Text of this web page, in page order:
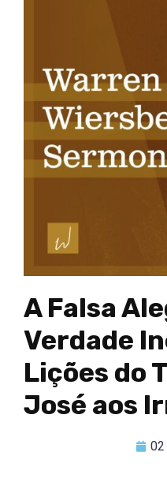
A Falsa
Verdade
Lições do
José aos
02